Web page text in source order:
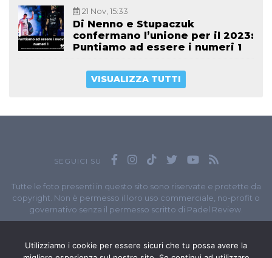
21 Nov, 15:33
Di Nenno e Stupaczuk
confermano l’unione per il 2023:
Puntiamo ad essere i numeri 1
VISUALIZZA TUTTI
SEGUICI SU
Tutte le foto presenti in questo sito sono riservate e protette da
copyright. Non è permesso il loro uso commerciale, no-profit o
governativo senza il permesso scritto di Padel Review.
// P.I. 11965351007
Utilizziamo i cookie per essere sicuri che tu possa avere la